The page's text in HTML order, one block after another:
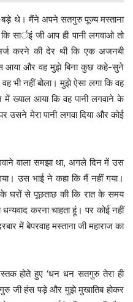
बड़े थे। मैंने अपने सतगुरु पूज्य मस्ताना
सार्इं जी आप ही पानी लगवाओ तो
करने की देर थी कि एक अजनबी
आया और वह मुझे बिना कुछ कहे-सुने
भी नहीं बोला। मुझे ऐसा लगा कि वह
में ख्याल आया कि वह पानी लगवाने के
उसने मेरा पानी लगवा दिया और कोई
वाला समझा था, अगले दिन में उस
उस भाई ने कहा कि मैं नहीं गया।
घरों से पूछताछ की कि रात के समय
करना चाहता हूं। पर कोई नहीं
में बेपरवाह मस्ताना जी महाराज का
होते हुए ‘धन धन सतगुरु तेरा ही
जी हंस पड़े और मुझे मुखातिब होकर